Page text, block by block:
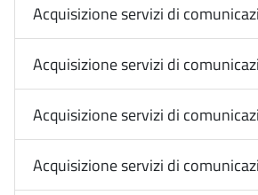
Acquisizione servizi di
Acquisizione servizi di
Acquisizione servizi di
Acquisizione servizi di